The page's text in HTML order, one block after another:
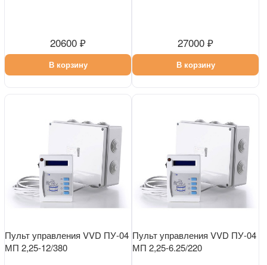
20600 ₽
В корзину
27000 ₽
В корзину
Пульт управления VVD ПУ-04
МП 2,25-12/380
Пульт управления VVD ПУ-04
МП 2,25-6.25/220